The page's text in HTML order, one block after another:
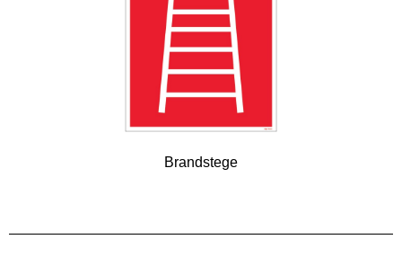
Brandstege